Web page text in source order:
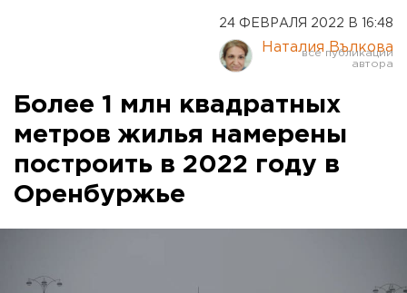
24 ФЕВРАЛЯ 2022 В 16:48
Наталия Вълкова
Более 1 млн квадратных
метров жилья намерены
построить в 2022 году в
Оренбуржье